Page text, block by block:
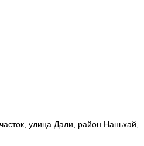
улица Дали, район Наньхай,